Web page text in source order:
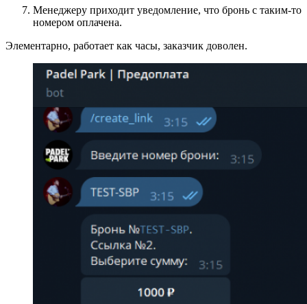
Менеджеру приходит уведомление, что бронь с таким-то
номером оплачена.
Элементарно, работает как часы, заказчик доволен.